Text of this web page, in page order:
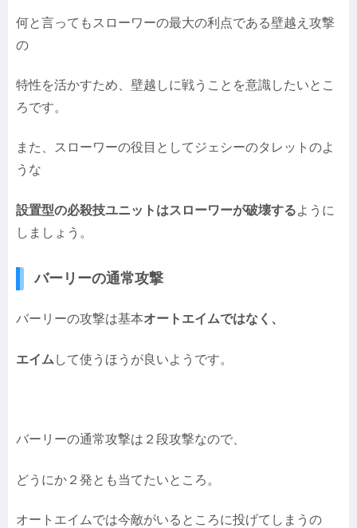
何と言ってもスローワーの最大の利点である壁越え攻撃
の
特性を活かすため、壁越しに戦うことを意識したいとこ
ろです。
また、スローワーの役目としてジェシーのタレットのよ
うな
設置型の必殺技ユニットはスローワーが破壊するように
しましょう。
バーリーの通常攻撃
バーリーの攻撃は基本オートエイムではなく、
エイム して使うほうが良いようです。
バーリーの通常攻撃は２段攻撃なので、
どうにか２発とも当てたいところ。
オートエイムでは今敵がいるところに投げてしまうの